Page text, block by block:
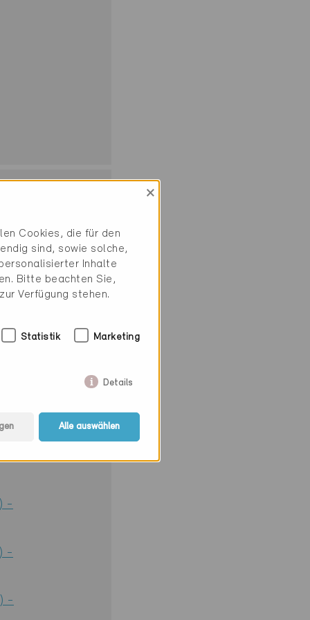
-
-
-
×
Cookies, die für den
sind, sowie solche,
Inhalte
Bitte beachten Sie,
Verfügung stehen.
Statistik Marketing
Details
Alle auswählen